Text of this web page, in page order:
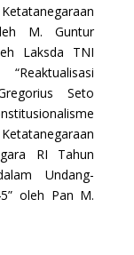
M. Guntur
Laksda TNI
Seto
RI Tahun
Undang-
oleh Pan M.